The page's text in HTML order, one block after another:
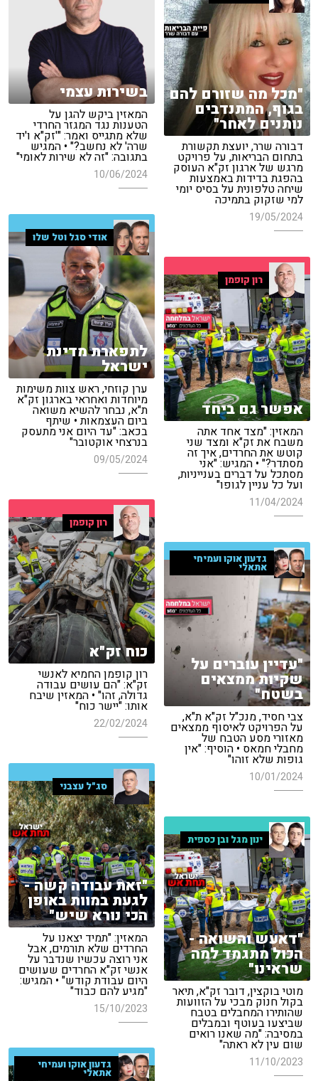
בשירות עצמי
המאזין ביקש להגן על
הטענות נגד המגזר החרדי
שלא מתגייס ואמר: "'זק"א ו'יד
שרה' לא נחשב?" • המגיש
בתגובה: "זה לא שירות לאומי"
10/06/2024
"מכל מה שזורם להם
בגוף, המתנדבים
נותנים לאחר"
דבורה שרר, יועצת תקשורת
בתחום הבריאות, על פרויקט
מרגש של ארגון זק"א העוסק
בהפגת בדידות באמצעות
שיחה טלפונית על בסיס יומי
למי שזקוק בתמיכה
19/05/2024
אודי סגל וטל שלו
לתפארת מדינת
ישראל
ערן קוזחי, ראש צוות משימות
מיוחדות ואחראי בארגון זק"א
ת"א, נבחר להשיא משואה
ביום העצמאות • שיתף
בכאב: "עד היום אני מתעסק
בנרצחי אוקטובר"
09/05/2024
רון קופמן
אפשר גם ביחד
המאזין: "מצד אחד אתה
משבח את זק"א ומצד שני
קוטש את החרדים, איך זה
מסתדר?" • המגיש: "אני
מסתכל על דברים בענייניות,
ועל כל עניין לגופו"
11/04/2024
רון קופמן
כוח זק"א
רון קופמן החמיא לאנשי
זק"א: "הם עושים עבודה
גדולה, זהו" • המאזין שיבח
אותו: "יישר כוח"
22/02/2024
גדעון אוקו ועמיחי
אתאלי
"עדיין עוברים על
שקיות ממצאים
בשטח"
צבי חסיד, מנכ"ל זק"א ת"א,
על הפרויקט לאיסוף ממצאים
מאזורי מסע הטבח של
מחבלי חמאס • הוסיף: "אין
גופות שלא זוהו"
10/01/2024
סג"ל עצבני
"זאת עבודה קשה -
לגעת במוות באופן
הכי נורא שיש"
המאזין: "תמיד יצאנו על
החרדים שלא תורמים, אבל
אני רוצה עכשיו שנדבר על
אנשי זק"א החרדים שעושים
היום עבודת קודש" • המגיש:
"מגיע להם כבוד"
15/10/2023
ינון מגל ובן כספית
"דאעש והשואה -
הכול מתגמד למה
שראינו"
מוטי בוקצין, דובר זק"א, תיאר
בקול חנוק מבכי על הזוועות
שהותירו המחבלים בטבח
שביצעו בעוטף ובמבלים
במסיבה: "מה שאנו רואים
שום עין לא ראתה"
11/10/2023 גדעון אוקו ועמיחי
אתאלי